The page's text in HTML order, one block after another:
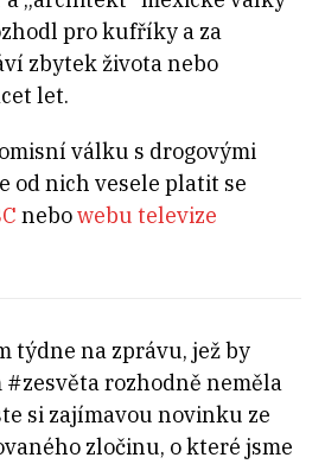
pro kufříky a za
zbytek života nebo
let.
válku s drogovými
od nich vesele platit se
nebowebu televize
týdne na zprávu, jež by
#zesvěta rozhodně neměla
si zajímavou novinku ze
zločinu, o které jsme